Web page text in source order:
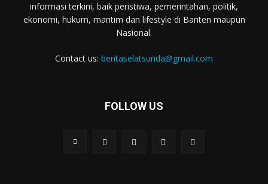
informasi terkini, baik peristiwa, pemerintahan, politik,
ekonomi, hukum, maritim dan lifestyle di Banten maupun
Nasional.
Contact us: beritaselatsunda@gmail.com
FOLLOW US